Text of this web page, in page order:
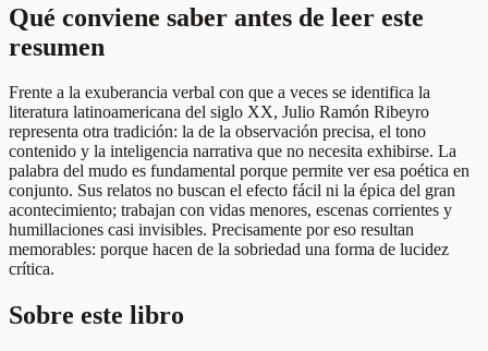
Qué conviene saber antes de leer este
resumen
Frente a la exuberancia verbal con que a veces se identifica la
literatura latinoamericana del siglo XX, Julio Ramón Ribeyro
representa otra tradición: la de la observación precisa, el tono
contenido y la inteligencia narrativa que no necesita exhibirse. La
palabra del mudo es fundamental porque permite ver esa poética en
conjunto. Sus relatos no buscan el efecto fácil ni la épica del gran
acontecimiento; trabajan con vidas menores, escenas corrientes y
humillaciones casi invisibles. Precisamente por eso resultan
memorables: porque hacen de la sobriedad una forma de lucidez
crítica.
Sobre este libro